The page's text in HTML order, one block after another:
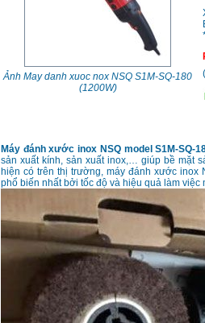
Ảnh May danh xuoc nox NSQ S1M-SQ-180
(1200W)
(
Máy đánh xước inox NSQ model S1M-SQ-
sản xuất kính, sản xuất inox,… giúp bề mặt
hiện có trên thị trường, máy đánh xước
phổ biến nhất bởi tốc độ và hiệu quả làm việc